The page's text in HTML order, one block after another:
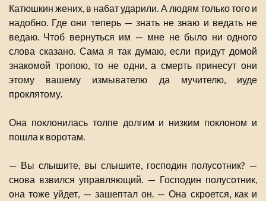
Катюшкин жених, в набат ударили. А людям только того и
надобно. Где они теперь — знать не знаю и ведать не
ведаю. Чтоб вернуться им — мне не было ни одного
слова сказано. Сама я так думаю, если придут домой
знакомой тропою, то не одни, а смерть принесут они
этому вашему измывателю да мучителю, иуде
проклятому.
Она поклонилась толпе долгим и низким поклоном и
пошла к воротам.
— Вы слышите, вы слышите, господин полусотник? —
снова взвился управляющий. — Господин полусотник,
она тоже уйдет, — зашептал он. — Она скроется, как и